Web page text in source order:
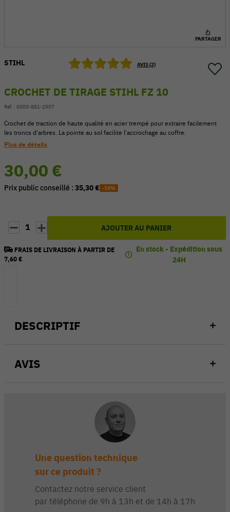
V
PARTAGER
DESCRIPTIF
AVIS
STIHL AVIS (2)
CROCHET DE TIRAGE STIHL FZ 10
Réf. : 0000-881-2907
Crochet de traction de haute qualité en acier trempé pour extraire facilement
les troncs d'arbres. La pointe au sol facilite l'accrochage au coffre.
Plus de détails
30,00 €
Prix public conseillé : 35,30 € -15%
1 AJOUTER AU PANIER
FRAIS DE LIVRAISON À PARTIR DE
7,60 €
En stock - Expédition sous
24H
Une question technique
sur ce produit ?
Contactez notre service client
par téléphone de 9h à 13h et de 14h à 17h